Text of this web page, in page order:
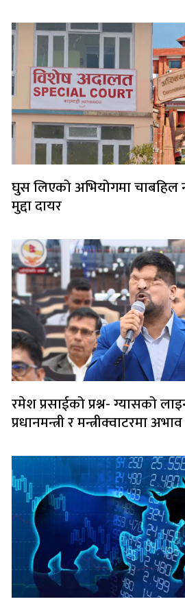
घुस लिएको अभियोगमा चाबहिल
मुद्दा दायर
रमेश प्रसाईको प्रश्न- ग्यासको
प्रधानमन्त्री र मन्त्रीक्वाटरमा